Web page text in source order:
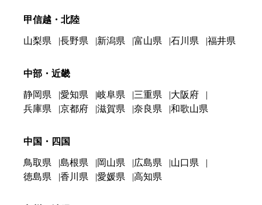
甲信越・北陸
山梨県 長野県 新潟県 富山県 石川県 福井県
中部・近畿
静岡県 愛知県 岐阜県 三重県
大阪府
兵庫県
京都府 滋賀県 奈良県 和歌山県
中国・四国
鳥取県 島根県 岡山県 広島県
山口県
徳島県
香川県 愛媛県 高知県